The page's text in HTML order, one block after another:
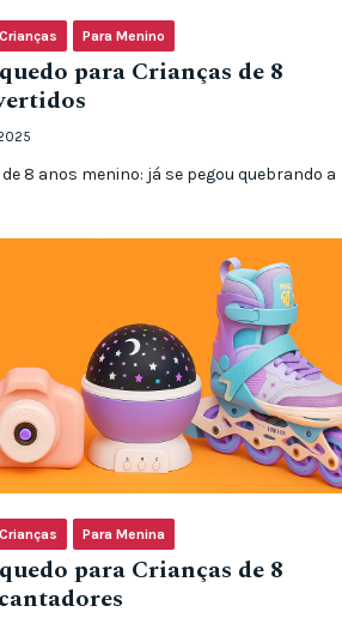
Para Menino
para Crianças de 8
8 anos menino: já se pegou quebrando a
Para Menina
para Crianças de 8